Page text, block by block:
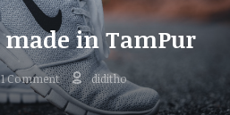
made in TamPur
1 Comment
diditho